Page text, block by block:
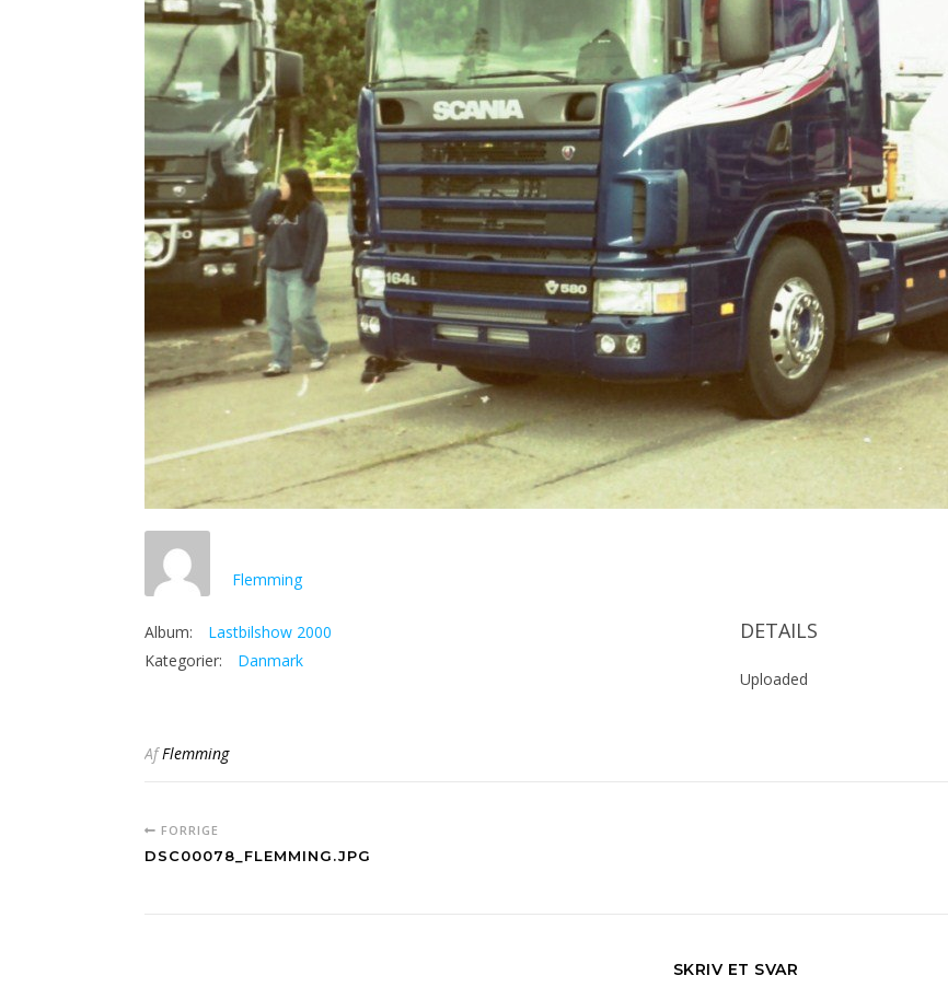
Flemming
Album:
Lastbilshow 2000
Kategorier:
Danmark
DETAILS
Uploaded
AfFlemming
FORRIGE
DSC00078_FLEMMING.JPG
SKRIV ET SVAR